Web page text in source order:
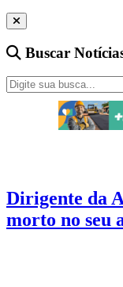
Buscar
Dirigente da
morto no seu